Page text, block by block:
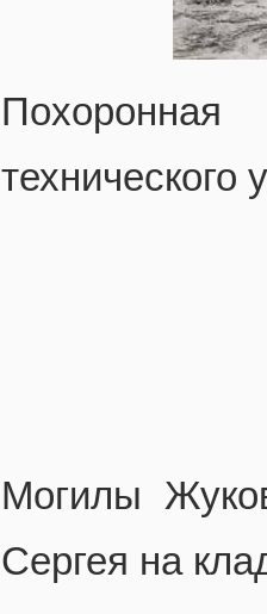
технического
Могилы
Сергея на